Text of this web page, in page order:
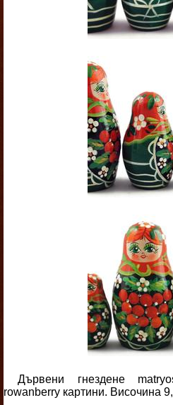
Дървени гнездене
rowanberry картини. Височина